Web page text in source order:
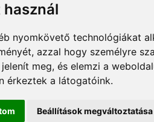
nyomkövető technológiákat
azzal hogy személyre
meg, és elemzi a
érkeztek a látogatóink.
Beállítások megváltoztatása